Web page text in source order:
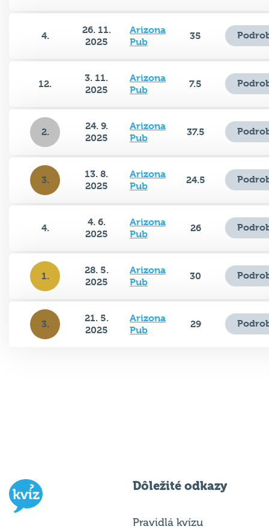
4.
26. 11.
2025
Arizona
Pub
35
12.
3. 11.
2025
Arizona
Pub
7.5
2.
24. 9.
2025
Arizona
Pub
37.5
3.
13. 8.
2025
Arizona
Pub
24.5
4.
4. 6.
2025
Arizona
Pub
26
1.
28. 5.
2025
Arizona
Pub
30
3.
21. 5.
2025
Arizona
Pub
29
Dôležité odkazy
Pravidlá kvízu